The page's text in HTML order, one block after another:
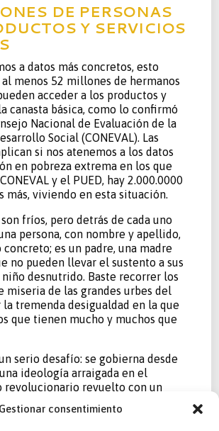
Gestionar consentimiento
DE PERSONAS
Y SERVICIOS
a datos más concretos, esto
menos 52 millones de hermanos
acceder a los productos y
canasta básica, como lo confirmó
Nacional de Evaluación de la
Social (CONEVAL). Las
si nos atenemos a los datos
en pobreza extrema en los que
y el PUED, hay 2.000.0000
más, viviendo en esta situación.
son fríos, pero detrás de cada uno
persona, con nombre y apellido,
es un padre, una madre
no pueden llevar el sustento a sus
niño desnutrido. Baste recorrer los
miseria de las grandes urbes del
la tremenda desigualdad en la que
que tienen mucho y muchos que
serio desafío: se gobierna desde
ideología arraigada en el
revolucionario revuelto con un
El mismo Papa Francisco lo